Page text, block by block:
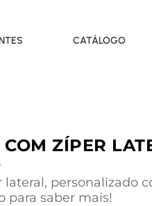
CATÁLOGO
ZÍPER
personalizado
para saber mais!